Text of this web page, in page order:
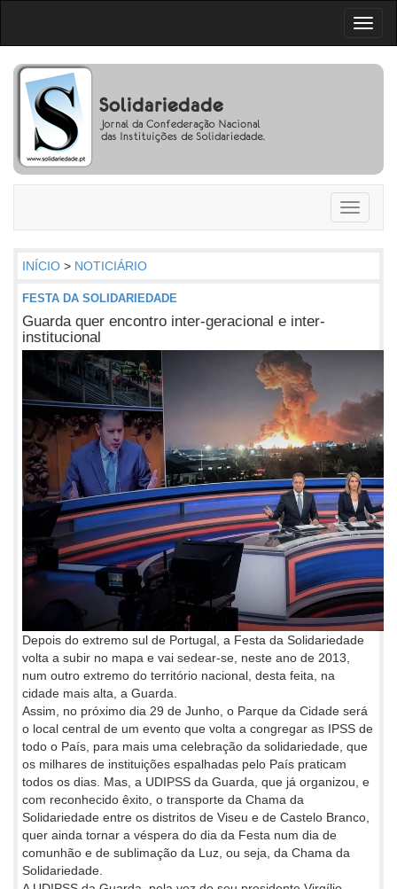
Toggle
INÍCIO > NOTICIÁRIO
FESTA DA SOLIDARIEDADE
Guarda quer encontro inter-geracional e inter-
institucional
Depois do extremo sul de Portugal, a Festa da Solidariedade
volta a subir no mapa e vai sedear-se, neste ano de 2013,
num outro extremo do território nacional, desta feita, na
cidade mais alta, a Guarda.
Assim, no próximo dia 29 de Junho, o Parque da Cidade será
o local central de um evento que volta a congregar as IPSS de
todo o País, para mais uma celebração da solidariedade, que
os milhares de instituições espalhadas pelo País praticam
todos os dias. Mas, a UDIPSS da Guarda, que já organizou, e
com reconhecido êxito, o transporte da Chama da
Solidariedade entre os distritos de Viseu e de Castelo Branco,
quer ainda tornar a véspera do dia da Festa num dia de
comunhão e de sublimação da Luz, ou seja, da Chama da
Solidariedade.